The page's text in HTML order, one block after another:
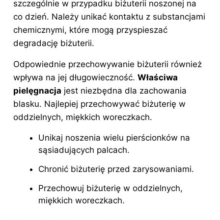
szczególnie w przypadku biżuterii noszonej na
co dzień. Należy unikać kontaktu z substancjami
chemicznymi, które mogą przyspieszać
degradację biżuterii.
Odpowiednie przechowywanie biżuterii również
wpływa na jej długowieczność. Właściwa
pielęgnacja jest niezbędna dla zachowania
blasku. Najlepiej przechowywać biżuterię w
oddzielnych, miękkich woreczkach.
Unikaj noszenia wielu pierścionków na
sąsiadujących palcach.
Chronić biżuterię przed zarysowaniami.
Przechowuj biżuterię w oddzielnych,
miękkich woreczkach.